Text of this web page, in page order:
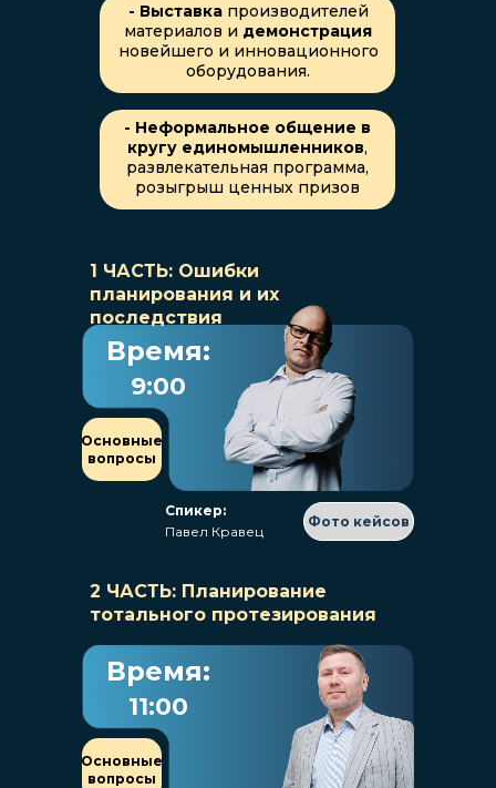
- Выставкапроизводителей
материалов и демонстрация
новейшего и инновационного
оборудования.
- Неформальное общение в
кругу единомышленников,
развлекательная программа,
розыгрыш ценных призов
Спикер:
Павел Кравец
1 ЧАСТЬ: Ошибки
планирования и их
последствия
9:00
Время:
Фото кейсов
Основные
вопросы
2 ЧАСТЬ: Планирование
тотального протезирования
11:00
Время:
Основные
вопросы